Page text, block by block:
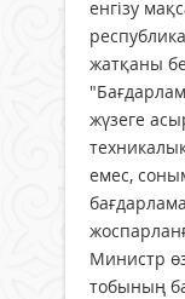
енгізу
жатқаны
жүзеге
емес,
Министр
тобының